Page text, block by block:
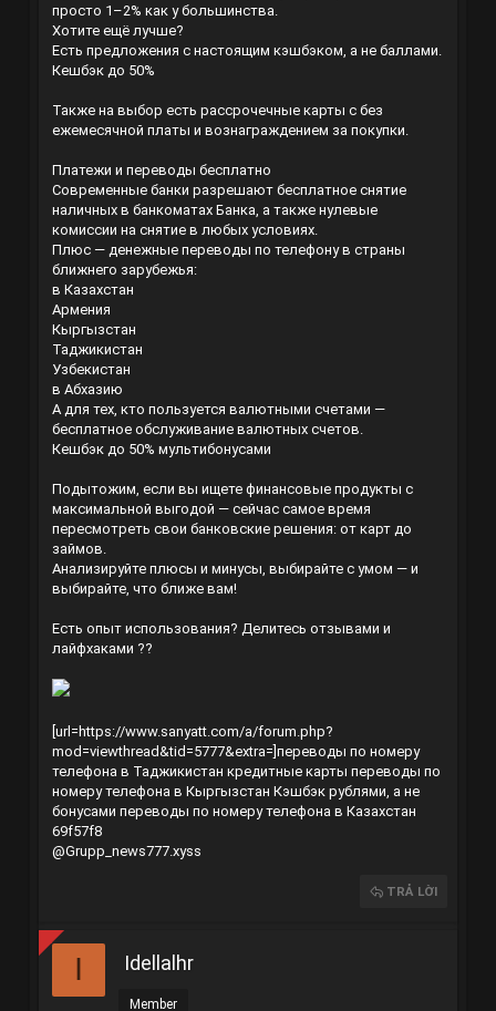
просто 1–2% как у большинства.
Хотите ещё лучше?
Есть предложения с настоящим кэшбэком, а не баллами.
Кешбэк до 50%
Также на выбор есть рассрочечные карты с без
ежемесячной платы и вознаграждением за покупки.
Платежи и переводы бесплатно
Современные банки разрешают бесплатное снятие
наличных в банкоматах Банка, а также нулевые
комиссии на снятие в любых условиях.
Плюс — денежные переводы по телефону в страны
ближнего зарубежья:
в Казахстан
Армения
Кыргызстан
Таджикистан
Узбекистан
в Абхазию
А для тех, кто пользуется валютными счетами —
бесплатное обслуживание валютных счетов.
Кешбэк до 50% мультибонусами
Подытожим, если вы ищете финансовые продукты с
максимальной выгодой — сейчас самое время
пересмотреть свои банковские решения: от карт до
займов.
Анализируйте плюсы и минусы, выбирайте с умом — и
выбирайте, что ближе вам!
Есть опыт использования? Делитесь отзывами и
лайфхаками ??
[url=https://www.sanyatt.com/a/forum.php?
mod=viewthread&tid=5777&extra=]переводы по номеру
телефона в Таджикистан кредитные карты переводы по
номеру телефона в Кыргызстан Кэшбэк рублями, а не
бонусами переводы по номеру телефона в Казахстан
69f57f8
@Grupp_news777.xyss
TRẢ LỜI
I Idellalhr
Member